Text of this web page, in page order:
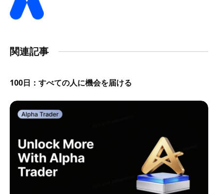
関連記事
100日：すべての人に機会を届ける